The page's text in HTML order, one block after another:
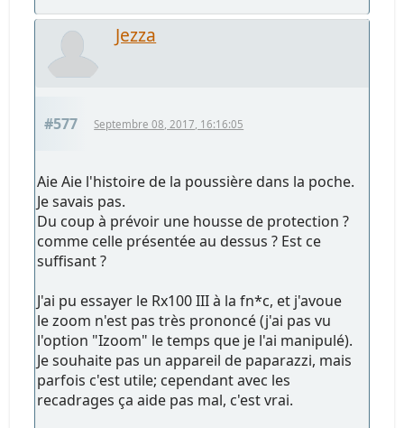
Jezza
#577 Septembre 08, 2017, 16:16:05
Aie Aie l'histoire de la poussière dans la poche.
Je savais pas.
Du coup à prévoir une housse de protection ?
comme celle présentée au dessus ? Est ce
suffisant ?
J'ai pu essayer le Rx100 III à la fn*c, et j'avoue
le zoom n'est pas très prononcé (j'ai pas vu
l'option "Izoom" le temps que je l'ai manipulé).
Je souhaite pas un appareil de paparazzi, mais
parfois c'est utile; cependant avec les
recadrages ça aide pas mal, c'est vrai.